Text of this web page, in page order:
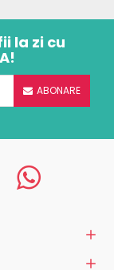
la zi cu
ABONARE